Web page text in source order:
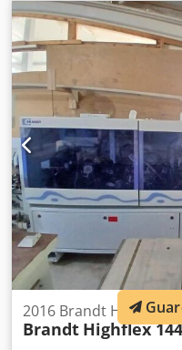
entrada manual Unidad
y prefusión de cola EVA
recorte de extremos
dos motores Unidad de
motores con ajustes NC
motores Unidad de
de cola Unidad de cepillo
2016 Brandt Highflex
Brandt Highflex